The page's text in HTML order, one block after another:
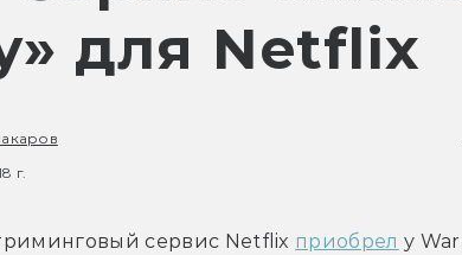
для Netflix
г.
сервис Netflix приобрел у